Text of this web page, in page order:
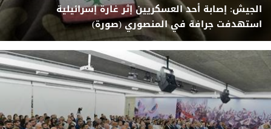
الجيش: إصابة أحد العسكريين إثر غارة إسرائيلية
استهدفت جرافة في المنصوري (صورة)